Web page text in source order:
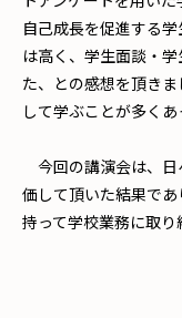
自己成長を促進する
は高く、学生面談・
た、との感想を頂き
して学ぶことが多く
今回の講演会は、日
価して頂いた結果で
持って学校業務に取り